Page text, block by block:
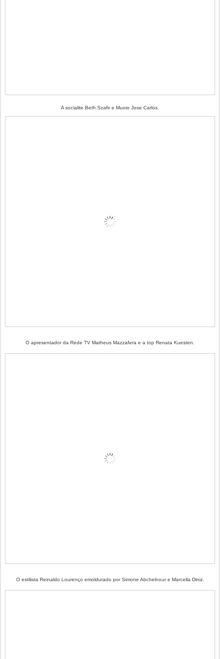
A socialite Beth Szafir e Muoio Jose Carlos.
O apresentador da Rede TV Matheus Mazzafera e a top Renata Kuesten.
O estilista Reinaldo Lourenço emoldurado por Simone Abchelnour e Marcella Diniz.